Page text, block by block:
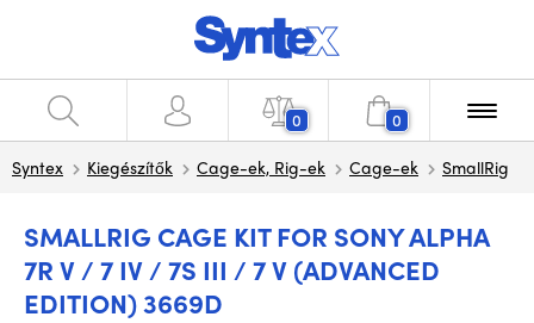
0 0
Syntex Kiegészítők Cage-ek, Rig-ek Cage-ek SmallRig
SMALLRIG CAGE KIT FOR SONY ALPHA
7R V / 7 IV / 7S III / 7 V (ADVANCED
EDITION) 3669D